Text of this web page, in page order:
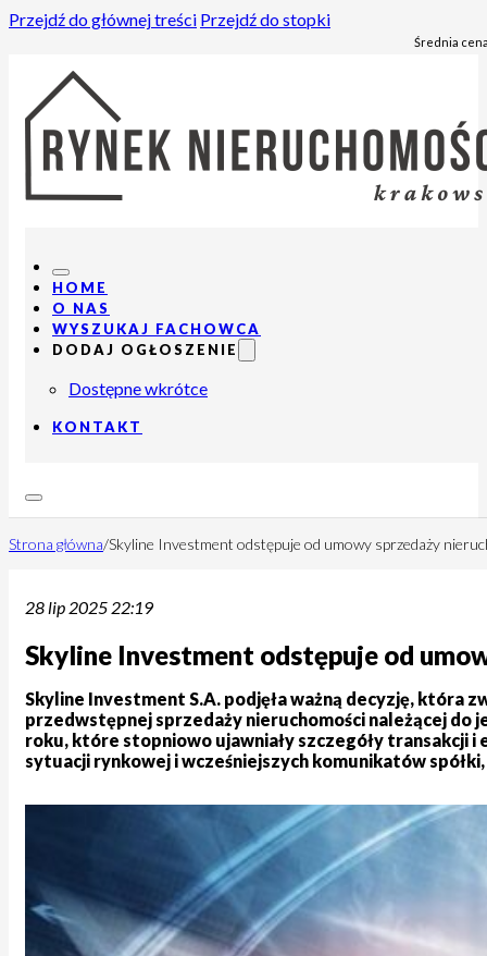
Przejdź do głównej treści Przejdź do stopki
Średnia
HOME
O NAS
WYSZUKAJ FACHOWCA
DODAJ OGŁOSZENIE
Dostępne wkrótce
KONTAKT
Strona główna/Skyline Investment odstępuje od umowy sprzedaży
28 lip 2025 22:19
Skyline Investment odstępuje od
Skyline Investment S.A. podjęła ważną decyzję, która
przedwstępnej sprzedaży nieruchomości należącej do
roku, które stopniowo ujawniały szczegóły transakcji
sytuacji rynkowej i wcześniejszych komunikatów